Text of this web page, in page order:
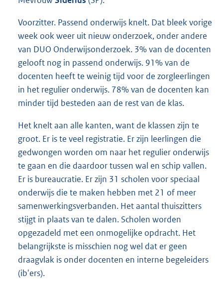
Voorzitter. Passend onderwijs knelt. Dat bleek vorige
week ook weer uit nieuw onderzoek, onder andere
van DUO Onderwijsonderzoek. 3% van de docenten
gelooft nog in passend onderwijs. 91% van de
docenten heeft te weinig tijd voor de zorgleerlingen
in het regulier onderwijs. 78% van de docenten kan
minder tijd besteden aan de rest van de klas.
Het knelt aan alle kanten, want de klassen zijn te
groot. Er is te veel registratie. Er zijn leerlingen die
gedwongen worden om naar het regulier onderwijs
te gaan en die daardoor tussen wal en schip vallen.
Er is bureaucratie. Er zijn 31 scholen voor speciaal
onderwijs die te maken hebben met 21 of meer
samenwerkingsverbanden. Het aantal thuiszitters
stijgt in plaats van te dalen. Scholen worden
opgezadeld met een onmogelijke opdracht. Het
belangrijkste is misschien nog wel dat er geen
draagvlak is onder docenten en interne begeleiders
(ib'ers).